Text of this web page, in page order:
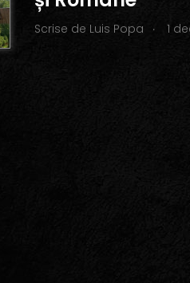
Scrise de Luis Popa . 1